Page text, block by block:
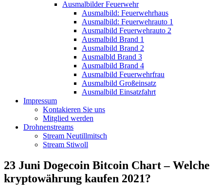
Ausmalbilder Feuerwehr
Ausmalbild: Feuerwehrhaus
Ausmalbild: Feuerwehrauto 1
Ausmalbild Feuerwehrauto 2
Ausmalbild Brand 1
Ausmalbild Brand 2
Ausmalbld Brand 3
Ausmalbild Brand 4
Ausmalbild Feuerwehrfrau
Ausmalbild Großeinsatz
Ausmalbild Einsatzfahrt
Impressum
Kontakieren Sie uns
Mitglied werden
Drohnenstreams
Stream Neutillmitsch
Stream Stiwoll
23 Juni Dogecoin Bitcoin Chart – Welche
kryptowährung kaufen 2021?